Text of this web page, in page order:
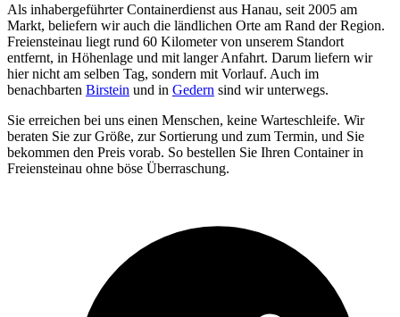
Als inhabergeführter Containerdienst aus Hanau, seit 2005 am
Markt, beliefern wir auch die ländlichen Orte am Rand der Region.
Freiensteinau liegt rund 60 Kilometer von unserem Standort
entfernt, in Höhenlage und mit langer Anfahrt. Darum liefern wir
hier nicht am selben Tag, sondern mit Vorlauf. Auch im
benachbarten Birstein und in Gedern sind wir unterwegs.
Sie erreichen bei uns einen Menschen, keine Warteschleife. Wir
beraten Sie zur Größe, zur Sortierung und zum Termin, und Sie
bekommen den Preis vorab. So bestellen Sie Ihren Container in
Freiensteinau ohne böse Überraschung.